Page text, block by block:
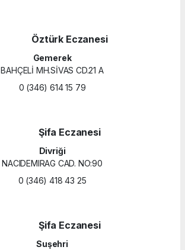
Öztürk Eczanesi
Gemerek
BAHÇELİ MH.SİVAS CD.21 A
0 (346) 614 15 79
Şifa Eczanesi
Divriği
NACIDEMIRAG CAD. NO:90
0 (346) 418 43 25
Şifa Eczanesi
Suşehri